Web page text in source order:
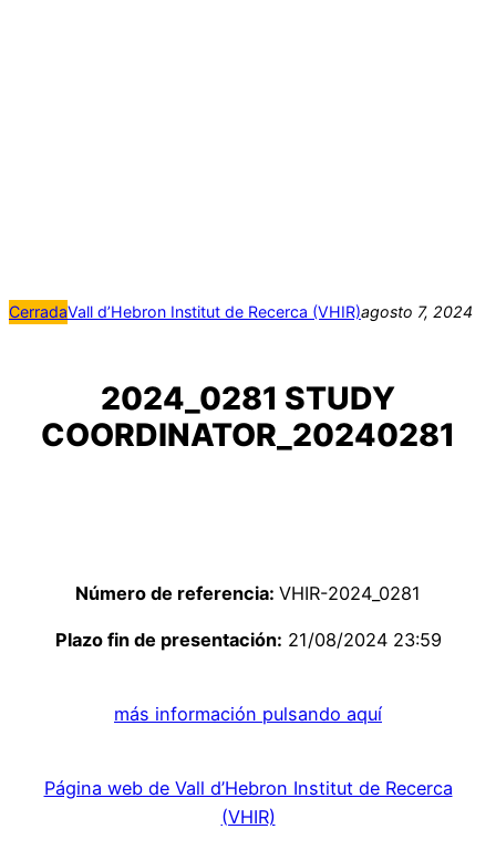
CerradaVall d’Hebron Institut de Recerca (VHIR)agosto 7, 2024
2024_0281 STUDY
COORDINATOR_20240281
Número de referencia: VHIR-2024_0281
Plazo fin de presentación: 21/08/2024 23:59
más información pulsando aquí
Página web de Vall d’Hebron Institut de Recerca
(VHIR)